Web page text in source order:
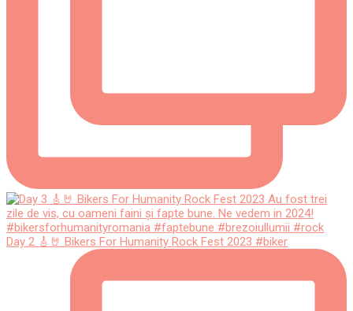
Day 2 🎸🤘 Bikers For Humanity Rock Fest 2023 #biker